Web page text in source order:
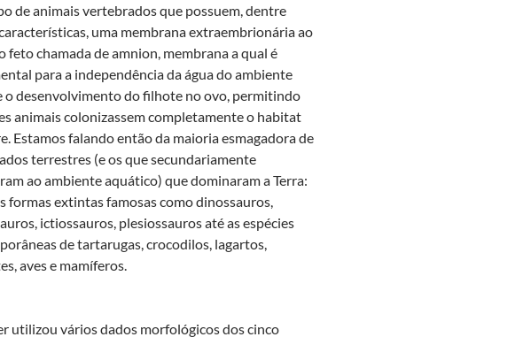
de animais vertebrados que possuem, dentre
uma membrana extraembrionária ao
feto chamada de amnion, membrana a qual é
para a independência da água do ambiente
o desenvolvimento do filhote no ovo, permitindo
animais colonizassem completamente o habitat
Estamos falando então da maioria esmagadora de
terrestres (e os que secundariamente
ao ambiente aquático) que dominaram a Terra:
formas extintas famosas como dinossauros,
ictiossauros, plesiossauros até as espécies
de tartarugas, crocodil­os, lagartos,
aves e mamíferos.
utilizou vários dados morfológicos dos cinco